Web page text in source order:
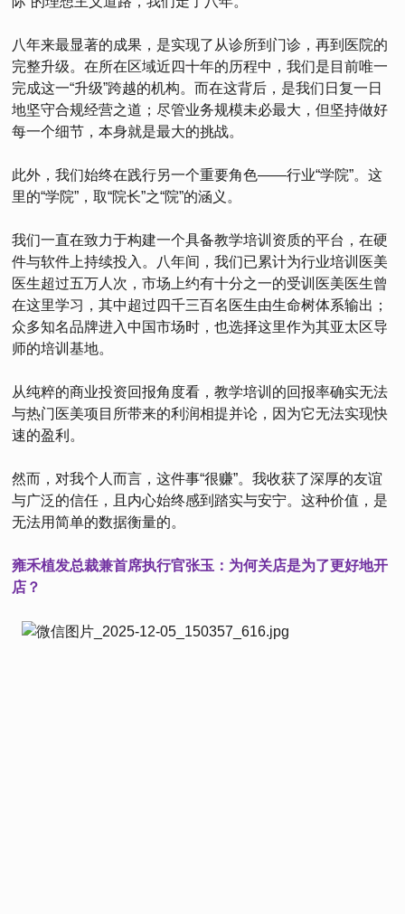
八年来最显著的成果，是实现了从诊所到门诊，再到医院的
完整升级。在所在区域近四十年的历程中，我们是目前唯一
完成这一“升级”跨越的机构。而在这背后，是我们日复一日
地坚守合规经营之道；尽管业务规模未必最大，但坚持做好
每一个细节，本身就是最大的挑战。
此外，我们始终在践行另一个重要角色——行业“学院”。这
里的“学院”，取“院长”之“院”的涵义。
我们一直在致力于构建一个具备教学培训资质的平台，在硬
件与软件上持续投入。八年间，我们已累计为行业培训医美
医生超过五万人次，市场上约有十分之一的受训医美医生曾
在这里学习，其中超过四千三百名医生由生命树体系输出；
众多知名品牌进入中国市场时，也选择这里作为其亚太区导
师的培训基地。
从纯粹的商业投资回报角度看，教学培训的回报率确实无法
与热门医美项目所带来的利润相提并论，因为它无法实现快
速的盈利。
然而，对我个人而言，这件事“很赚”。我收获了深厚的友谊
与广泛的信任，且内心始终感到踏实与安宁。这种价值，是
无法用简单的数据衡量的。
雍禾植发总裁兼首席执行官张玉：为何关店是为了更好地开
店？